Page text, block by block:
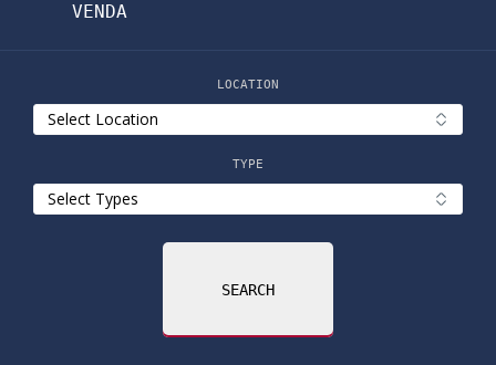
VENDA
LOCATION
TYPE
SEARCH